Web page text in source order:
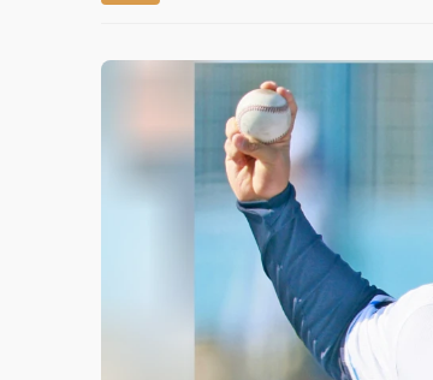
「白海豚」雨炸新北！通報109
白海豚挾豪雨狂炸新北！時雨量